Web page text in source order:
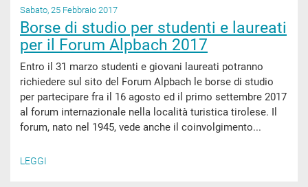
Sabato, 25 Febbraio 2017
Borse di studio per studenti e laureati
per il Forum Alpbach 2017
Entro il 31 marzo studenti e giovani laureati potranno
richiedere sul sito del Forum Alpbach le borse di studio
per partecipare fra il 16 agosto ed il primo settembre 2017
al forum internazionale nella località turistica tirolese. Il
forum, nato nel 1945, vede anche il coinvolgimento...
LEGGI